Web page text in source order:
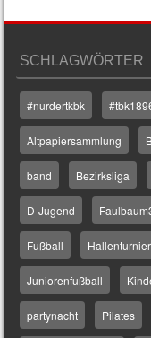
SCHLAGWÖRTER
#nurdertkbk
Altpapiersammlung
band Bezirksliga
D-Jugend
Fußball Hallenturnier
Juniorenfußball
partynacht Pilates